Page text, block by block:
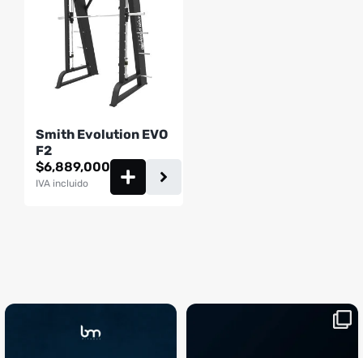
Smith Evolution EVO
F2
$6,889,000
IVA incluido
...